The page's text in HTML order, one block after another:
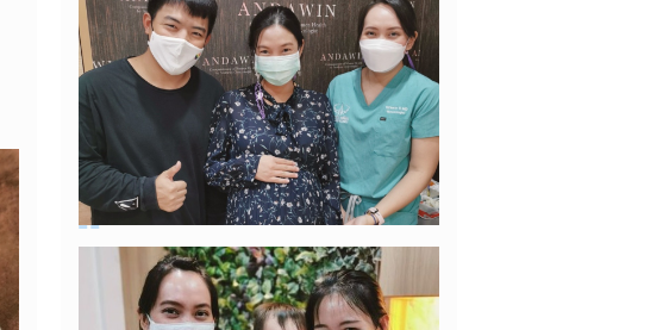
น้องอาฮะเองค้าบ จากจิ๋วตอน 2 สัปดาห์ ...
ตอนนี้ 1 เดือนแก้มยุ้ยเลยค้าบ 😊
22/11/2021
เบบี๋ อาฮะ
ใกล้คลอดอีกหนึ่ง ทีมลูกชาย 👦💕 ร่วม
เป็นกำลังใจให้คุณแม่กันค่า จะได้เจอหน้า
เจ้าตัวเล็กแล้วว